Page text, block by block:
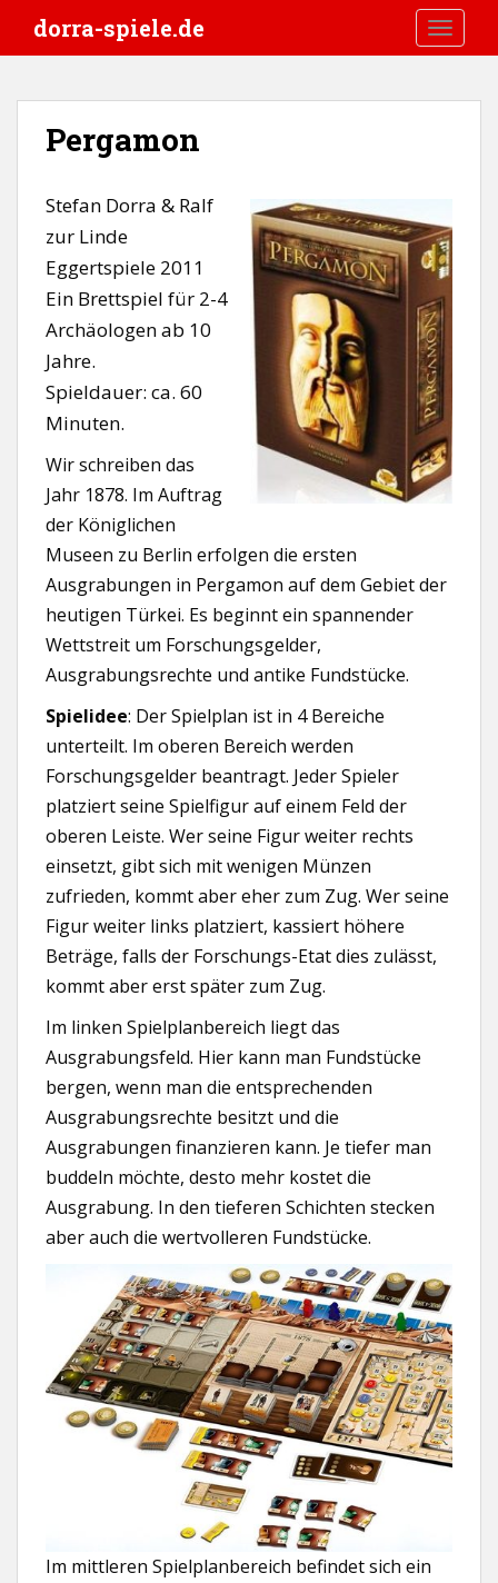
i
dorra-spiele.de
Pergamon
Stefan Dorra & Ralf
zur Linde
Eggertspiele 2011
Ein Brettspiel für 2-4
Archäologen ab 10
Jahre.
Spieldauer: ca. 60
Minuten.
Wir schreiben das
Jahr 1878. Im Auftrag
der Königlichen
Museen zu Berlin erfolgen die ersten
Ausgrabungen in Pergamon auf dem Gebiet der
heutigen Türkei. Es beginnt ein spannender
Wettstreit um Forschungsgelder,
Ausgrabungsrechte und antike Fundstücke.
Spielidee: Der Spielplan ist in 4 Bereiche
unterteilt. Im oberen Bereich werden
Forschungsgelder beantragt. Jeder Spieler
platziert seine Spielfigur auf einem Feld der
oberen Leiste. Wer seine Figur weiter rechts
einsetzt, gibt sich mit wenigen Münzen
zufrieden, kommt aber eher zum Zug. Wer seine
Figur weiter links platziert, kassiert höhere
Beträge, falls der Forschungs-Etat dies zulässt,
kommt aber erst später zum Zug.
Im linken Spielplanbereich liegt das
Ausgrabungsfeld. Hier kann man Fundstücke
bergen, wenn man die entsprechenden
Ausgrabungsrechte besitzt und die
Ausgrabungen finanzieren kann. Je tiefer man
buddeln möchte, desto mehr kostet die
Ausgrabung. In den tieferen Schichten stecken
aber auch die wertvolleren Fundstücke.
Im mittleren Spielplanbereich befindet sich ein